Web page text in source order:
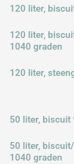
120 liter,
120 liter,
1040 graden
120 liter,
50 liter, biscuit
50 liter,
1040 graden